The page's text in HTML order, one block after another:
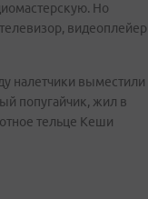
Но
видеоплейер
налетчики выместили
попугайчик, жил в
тельце Кеши